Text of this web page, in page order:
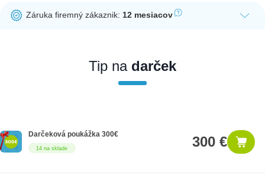
potrebná registrácia zákazníckeho účtu.
Záruka firemný zákaznik:12 mesiacov
nakupovať ako firemný zákazník, musíte sa pred nákupom
registrovať. Registrácia podlieha overeniu.
Tip nadarček
14 na sklade
Darčeková poukážka 300€ 300 €